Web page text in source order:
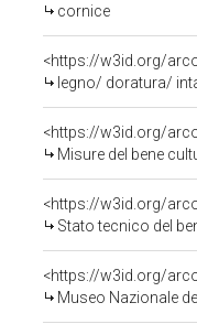
cornice
<https://w3id.org/
legno/ doratura/
<https://w3id.org/
Misure del bene
<https://w3id.org/
Stato tecnico del
<https://w3id.org/
Museo Nazionale